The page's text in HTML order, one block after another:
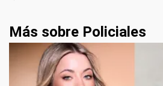
Más sobre Policiales